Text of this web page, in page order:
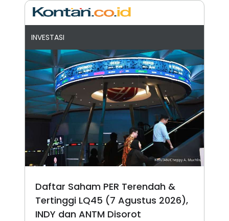
INVESTASI
Daftar Saham PER Terendah &
Tertinggi LQ45 (7 Agustus 2026),
INDY dan ANTM Disorot